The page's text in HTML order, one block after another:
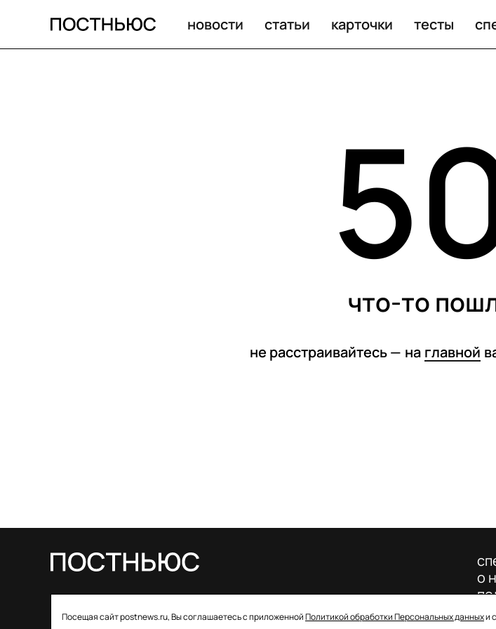
новости статьи карточки тесты
что-то
не расстраивайтесь — на главной
Посещая сайт postnews.ru, Вы соглашаетесь с приложеннойПолитикой обработки Персональных данныхи
о регистрации СМИ: ЭЛ № ФС 77–85757 от 22 августа
о